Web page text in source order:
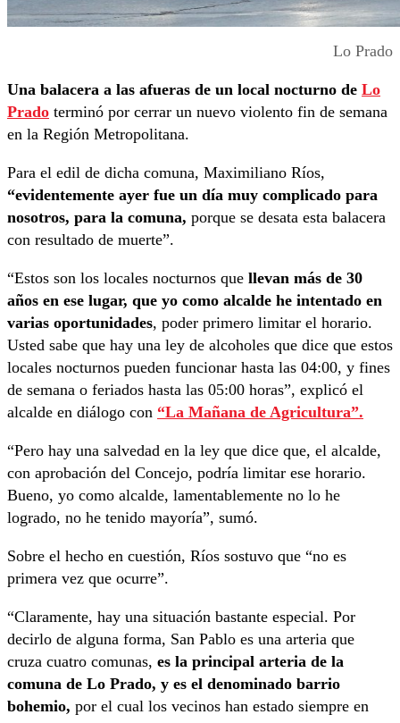
Lo Prado
Una balacera a las afueras de un local nocturno de Lo
Prado terminó por cerrar un nuevo violento fin de semana
en la Región Metropolitana.
Para el edil de dicha comuna, Maximiliano Ríos,
“evidentemente ayer fue un día muy complicado para
nosotros, para la comuna, porque se desata esta balacera
con resultado de muerte”.
“Estos son los locales nocturnos que llevan más de 30
años en ese lugar, que yo como alcalde he intentado en
varias oportunidades, poder primero limitar el horario.
Usted sabe que hay una ley de alcoholes que dice que estos
locales nocturnos pueden funcionar hasta las 04:00, y fines
de semana o feriados hasta las 05:00 horas”, explicó el
alcalde en diálogo con “La Mañana de Agricultura”.
“Pero hay una salvedad en la ley que dice que, el alcalde,
con aprobación del Concejo, podría limitar ese horario.
Bueno, yo como alcalde, lamentablemente no lo he
logrado, no he tenido mayoría”, sumó.
Sobre el hecho en cuestión, Ríos sostuvo que “no es
primera vez que ocurre”.
“Claramente, hay una situación bastante especial. Por
decirlo de alguna forma, San Pablo es una arteria que
cruza cuatro comunas, es la principal arteria de la
comuna de Lo Prado, y es el denominado barrio
bohemio, por el cual los vecinos han estado siempre en